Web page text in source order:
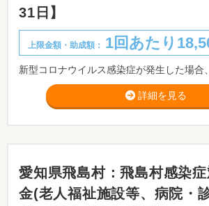
31日】
上限金額・助成額： 1回あたり
詳細を見る
愛知県飛島村：飛島村感染
金(老人福祉施設等、病院・